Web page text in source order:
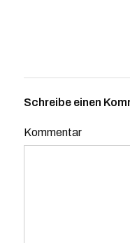
Schreibe einen
Kommentar